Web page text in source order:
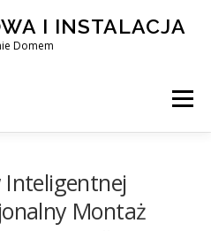
I INSTALACJA
Domem
Menu
Inteligentnej
Montaż